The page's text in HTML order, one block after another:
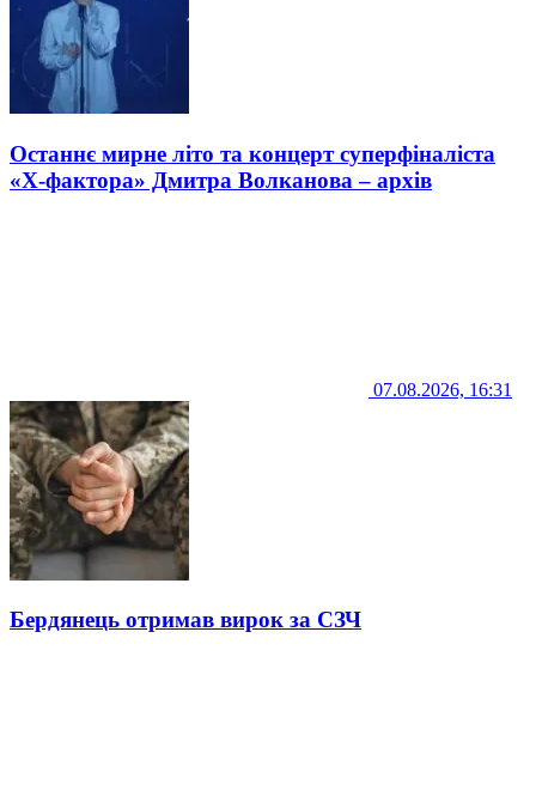
Останнє мирне літо та концерт суперфіналіста
«Х-фактора» Дмитра Волканова – архів
07.08.2026, 16:31
Бердянець отримав вирок за СЗЧ